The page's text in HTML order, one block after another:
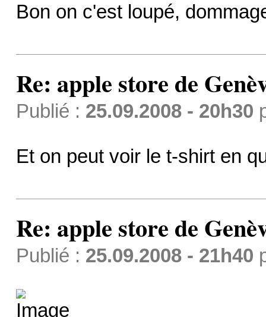
Bon on c'est loupé,
Re: apple store de
Publié : 25.09.2008 - 20h30
Et on peut voir le t-shirt en
Re: apple store de
Publié : 25.09.2008 - 21h40